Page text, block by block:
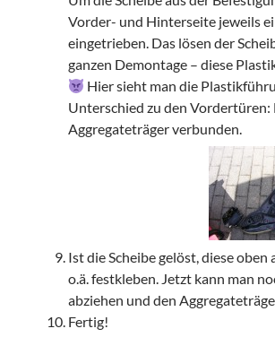
Vorder- und Hinterseite jeweils
eingetrieben. Das lösen der
ganzen Demontage – diese
Hier sieht man die
Unterschied zu den Vordertüren:
Aggregateträger verbunden.
Ist die Scheibe gelöst, diese
o.ä. festkleben. Jetzt kann man
abziehen und den
Fertig!